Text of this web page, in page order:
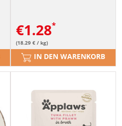
€1.28
(18.29 € / kg)
IN DEN WARENKORB